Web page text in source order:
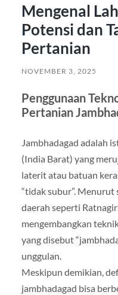
Mengenal
Potensi dan
Pertanian
NOVEMBER 3, 2025
Penggunaan
Pertanian
Jambhadagad adalah
(India Barat) yang
laterit atau batuan
“tidak subur”. Menurut
daerah seperti
mengembangkan
yang disebut
unggulan.
Meskipun demikian,
jambhadagad bisa